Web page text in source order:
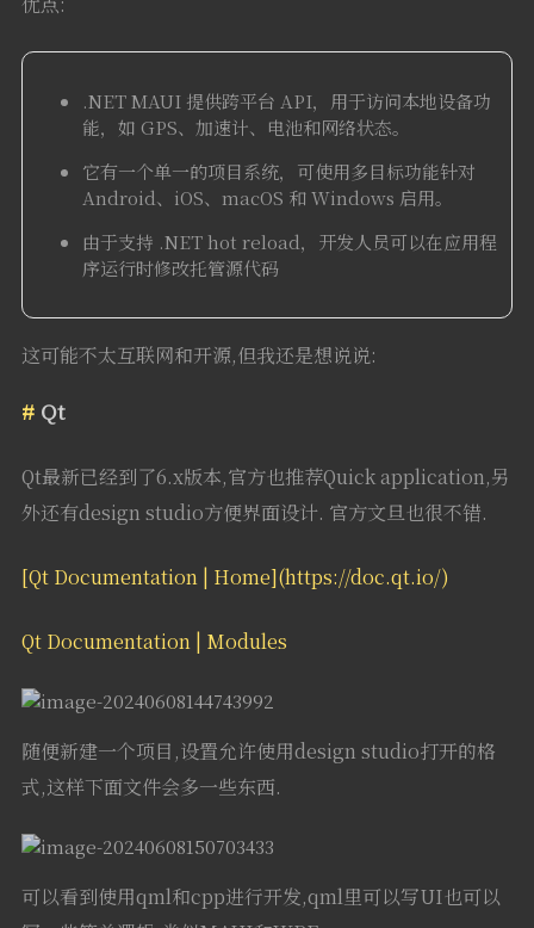
.NET MAUI 提供跨平台 API，用于访问本地设备功
能，如 GPS、加速计、电池和网络状态。
它有一个单一的项目系统，可使用多目标功能针对
Android、iOS、macOS 和 Windows 启用。
由于支持 .NET hot reload，开发人员可以在应用程
序运行时修改托管源代码
这可能不太互联网和开源,但我还是想说说:
Qt
Qt最新已经到了6.x版本,官方也推荐Quick application,另
外还有design studio方便界面设计. 官方文旦也很不错.
[Qt Documentation | Home](https://doc.qt.io/)
Qt Documentation | Modules
随便新建一个项目,设置允许使用design studio打开的格
式,这样下面文件会多一些东西.
可以看到使用qml和cpp进行开发,qml里可以写UI也可以